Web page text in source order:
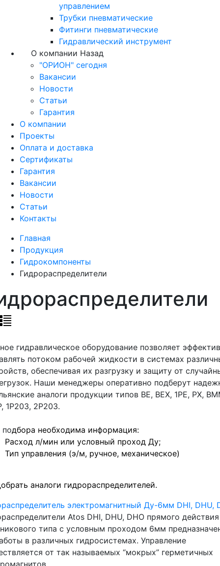
управлением
Трубки пневматические
Фитинги пневматические
Гидравлический инструмент
О компании Назад
"ОРИОН" сегодня
Вакансии
Новости
Статьи
Гарантия
О компании
Проекты
Оплата и доставка
Сертификаты
Гарантия
Вакансии
Новости
Статьи
Контакты
Главная
Продукция
Гидрокомпоненты
Гидрораспределители
гидравлическое оборудование позволяет
потоком рабочей жидкости в системах
обеспечивая их разгрузку и защиту от
Наши менеджеры оперативно подберут
аналоги продукции типов ВЕ, ВЕХ, 1РЕ, РХ,
1Р203, 2Р203.
подбора необходима информация:
Расход л/мин или условный проход Ду;
Тип управления (э/м, ручное, механическое)
аналоги гидрораспределителей.
электромагнитный Ду-6мм DHI, DHU,
Atos DHI, DHU, DHO прямого действия
типа с условным проходом 6мм
в различных гидросистемах. Управление
от так называемых “мокрых” герметичных